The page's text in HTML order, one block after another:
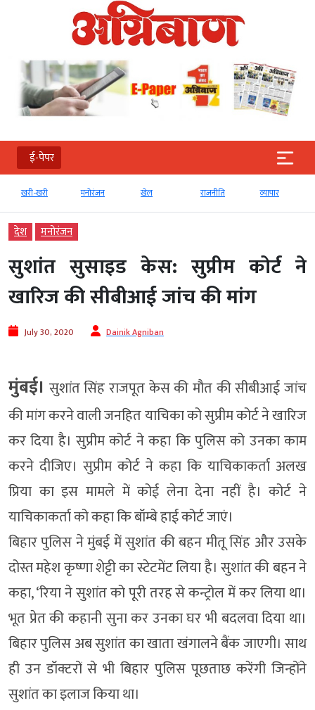
ई-पेपर
खरी-खरी मनोरंजन खेल राजनीति व्‍यापार
देश मनोरंजन
सुशांत सुसाइड केस: सुप्रीम कोर्ट ने
खारिज की सीबीआई जांच की मांग
July 30, 2020 Dainik Agniban
मुंबई। सुशांत सिंह राजपूत केस की मौत की सीबीआई जांच
की मांग करने वाली जनहित याचिका को सुप्रीम कोर्ट ने खारिज
कर दिया है। सुप्रीम कोर्ट ने कहा कि पुलिस को उनका काम
करने दीजिए। सुप्रीम कोर्ट ने कहा कि याचिकाकर्ता अलख
प्रिया का इस मामले में कोई लेना देना नहीं है। कोर्ट ने
याचिकाकर्ता को कहा कि बॉम्बे हाई कोर्ट जाएं।
बिहार पुलिस ने मुंबई में सुशांत की बहन मीतू सिंह और उसके
दोस्त महेश कृष्णा शेट्टी का स्टेटमेंट लिया है। सुशांत की बहन ने
कहा, ‘रिया ने सुशांत को पूरी तरह से कन्ट्रोल में कर लिया था।
भूत प्रेत की कहानी सुना कर उनका घर भी बदलवा दिया था।
बिहार पुलिस अब सुशांत का खाता खंगालने बैंक जाएगी। साथ
ही उन डॉक्टरों से भी बिहार पुलिस पूछताछ करेंगी जिन्होंने
सुशांत का इलाज किया था।